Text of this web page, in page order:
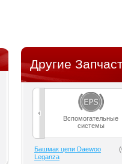
Другие
Вспомогательные
системы
Башмак цепи Daewoo
Leganza
(